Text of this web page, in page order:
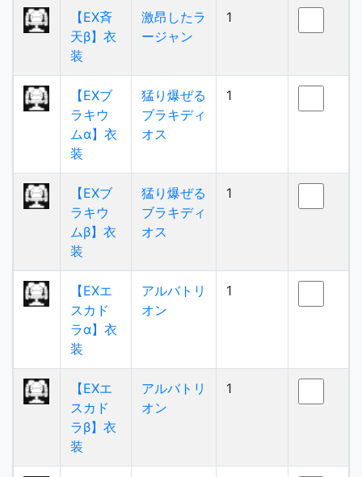
【EX斉
天β】衣
装
激昂したラ
ージャン
1
【EXブ
ラキウ
ムα】衣
装
猛り爆ぜる
ブラキディ
オス
1
【EXブ
ラキウ
ムβ】衣
装
猛り爆ぜる
ブラキディ
オス
1
【EXエ
スカド
ラα】衣
装
アルバトリ
オン
1
【EXエ
スカド
ラβ】衣
装
アルバトリ
オン
1